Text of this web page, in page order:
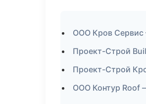
ООО Кров Сервис
Проект-Строй
Проект-Строй
ООО Контур Roof